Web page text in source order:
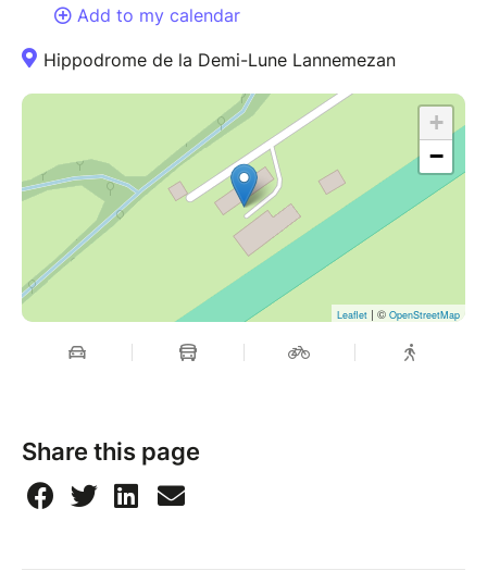
Add to my calendar
Hippodrome de la Demi-Lune Lannemezan
+
−
Leaflet | © OpenStreetMap
Share this page